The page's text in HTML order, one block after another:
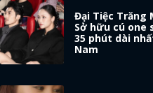
Đại Tiệc Trăng
Sở hữu cú one
35 phút dài
Nam